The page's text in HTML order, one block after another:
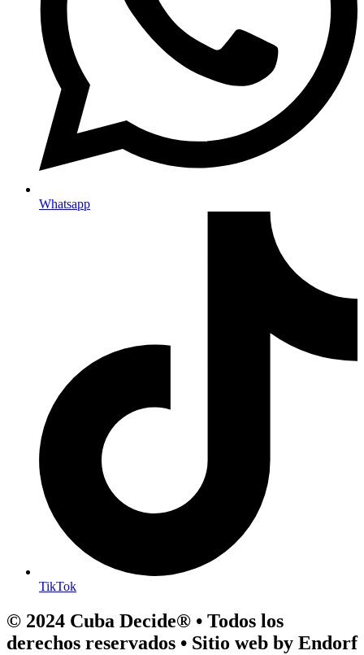
Whatsapp
TikTok
© 2024 Cuba Decide® • Todos los
derechos reservados • Sitio web by Endorf